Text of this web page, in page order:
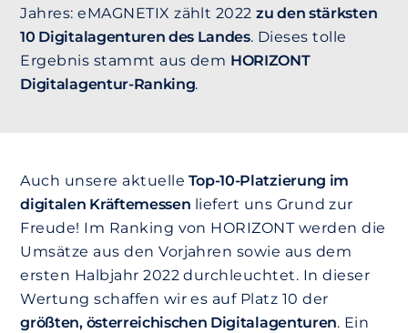
Jahres: eMAGNETIX zählt 2022zu den stärksten
10 Digitalagenturen des Landes. Dieses tolle
Ergebnis stammt aus dem HORIZONT
Digitalagentur-Ranking.
Auch unsere aktuelle Top-10-Platzierung im
digitalen Kräftemessen liefert uns Grund zur
Freude! Im Ranking von HORIZONT werden die
Umsätze aus den Vorjahren sowie aus dem
ersten Halbjahr 2022 durchleuchtet. In dieser
Wertung schaffen wir es auf Platz 10 der
größten, österreichischen Digitalagenturen. Ein